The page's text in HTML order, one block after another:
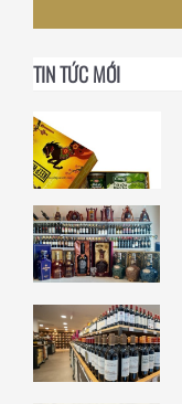
TIN TỨC MỚI